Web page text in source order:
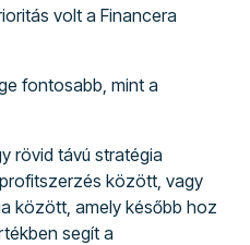
volt a Financera
fontosabb, mint a
rövid távú stratégia
között, vagy
között, amely később hoz
segít a